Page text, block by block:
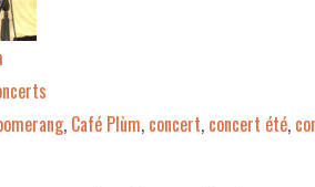
, Café Plùm, concert, concert été,